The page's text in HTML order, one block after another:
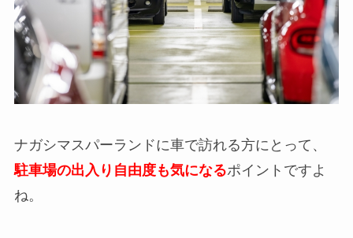
ナガシマスパーランドに車で訪れる方にとって、
駐車場の出入り自由度も気になるポイントですよ
ね。